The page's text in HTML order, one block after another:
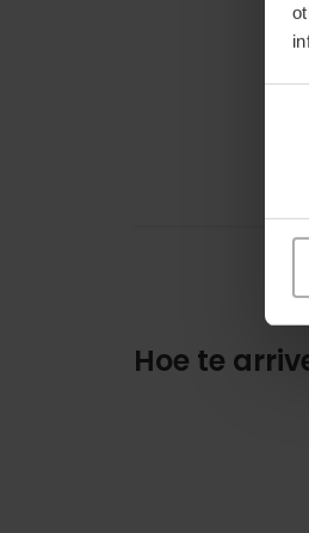
Hoe te